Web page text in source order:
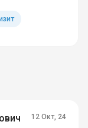
12 Окт, 24